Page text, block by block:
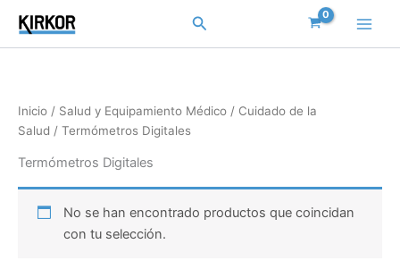
contenido
Buscar
Inicio / Salud y Equipamiento Médico / Cuidado de la
Salud / Termómetros Digitales
Termómetros Digitales
No se han encontrado productos que coincidan
con tu selección.